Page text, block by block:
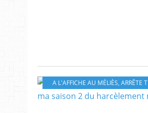
A L'AFFICHE AU MÉLIÈS, ARRÊTE TON CINÉMA